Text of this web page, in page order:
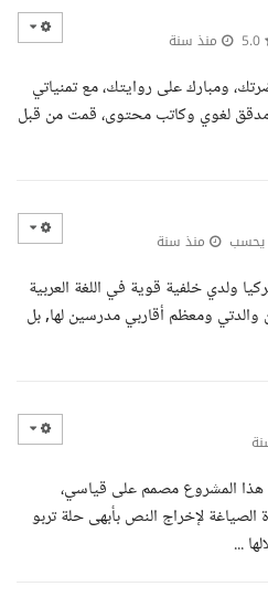
منذ سنة
ومبارك على روايتك، مع تمنياتي
مدقق لغوي وكاتب محتوى، قمت من قبل
يحسب منذ سنة
ولدي خلفية قوية في اللغة العربية
ومعظم أقاربي مدرسين لها, بل
هذا المشروع مصمم على قياسي،
لإخراج النص بأبهى حلة تربو
...